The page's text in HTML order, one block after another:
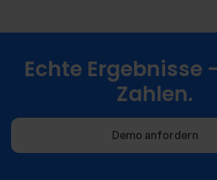
Echte Ergebnisse
Zahlen.
Demo anfordern